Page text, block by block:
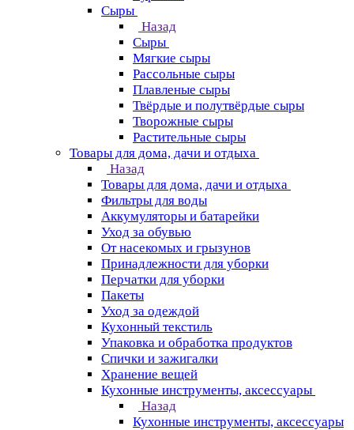
Сыры
Назад
Сыры
Мягкие сыры
Рассольные сыры
Плавленые сыры
Твёрдые и полутвёрдые сыры
Творожные сыры
Растительные сыры
Товары для дома, дачи и отдыха
Назад
Товары для дома, дачи и отдыха
Фильтры для воды
Аккумуляторы и батарейки
Уход за обувью
От насекомых и грызунов
Принадлежности для уборки
Перчатки для уборки
Пакеты
Уход за одеждой
Кухонный текстиль
Упаковка и обработка продуктов
Спички и зажигалки
Хранение вещей
Кухонные инструменты, аксессуары
Назад
Кухонные инструменты, аксессуары